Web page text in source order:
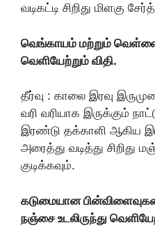
வடிகட்டி சிறிது மிளகு
வெங்காயம் மற்றும்
வெளியேற்றும் விதி.
தீர்வு : காலை இரவு
வரி வரியாக இருக்கும்
இரண்டு தக்காளி ஆகிய
அரைத்து வடித்து சிறிது
குடிக்கவும்.
கடுமையான
நஞ்சை உடலிருந்து